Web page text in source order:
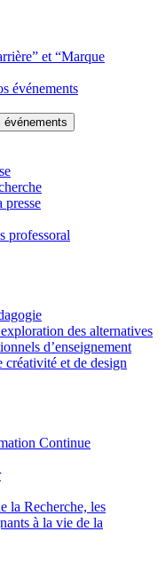
et “Marque
événements
événements
presse
professoral
des alternatives
d’enseignement
et de design
Continue
la Recherche, les
à la vie de la